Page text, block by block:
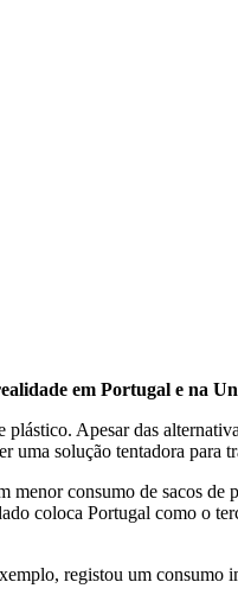
em Portugal e na
plástico. Apesar das
uma solução tentadora para
consumo de sacos
coloca Portugal como o
registou um consumo